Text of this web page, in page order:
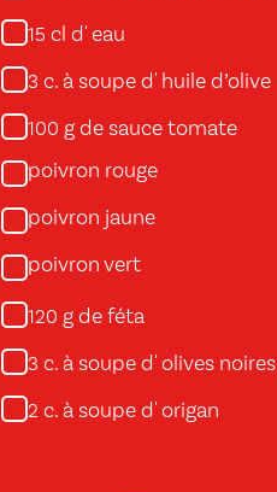
15 cl d' eau
3 c. à soupe d' huile d’olive
100 g de sauce tomate
poivron rouge
poivron jaune
poivron vert
120 g de féta
3 c. à soupe d' olives noires
2 c. à soupe d' origan